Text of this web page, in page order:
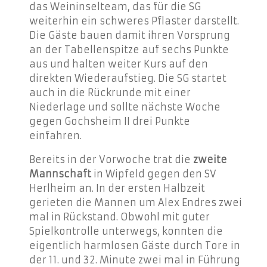
das Weininselteam, das für die SG
weiterhin ein schweres Pflaster darstellt.
Die Gäste bauen damit ihren Vorsprung
an der Tabellenspitze auf sechs Punkte
aus und halten weiter Kurs auf den
direkten Wiederaufstieg. Die SG startet
auch in die Rückrunde mit einer
Niederlage und sollte nächste Woche
gegen Gochsheim II drei Punkte
einfahren.
Bereits in der Vorwoche trat die zweite
Mannschaft in Wipfeld gegen den SV
Herlheim an. In der ersten Halbzeit
gerieten die Mannen um Alex Endres zwei
mal in Rückstand. Obwohl mit guter
Spielkontrolle unterwegs, konnten die
eigentlich harmlosen Gäste durch Tore in
der 11. und 32. Minute zwei mal in Führung